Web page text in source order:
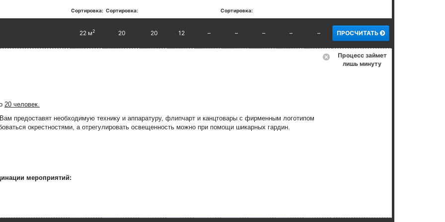
Сортировка: Сортировка: Сортировка:
22 м2 20 20 12 – – – – – ПРОСЧИТАТЬ
20 человек.
предоставят необходимую технику и аппаратуру, флипчарт и канцтовары с фирменным логотипом
окрестностями, а отрегулировать освещенность можно при помощи шикарных гардин.
мероприятий:
Процесс займет
лишь минуту